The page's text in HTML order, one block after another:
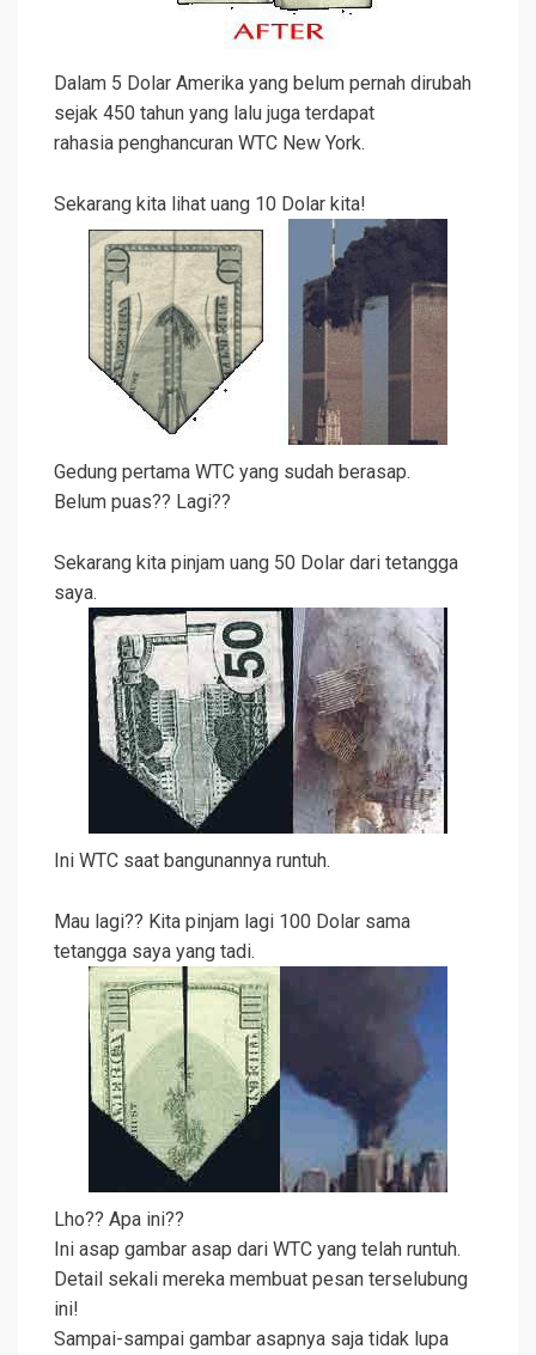
Dalam 5 Dolar Amerika yang belum pernah dirubah
sejak 450 tahun yang lalu juga terdapat
rahasia penghancuran WTC New York.
Sekarang kita lihat uang 10 Dolar kita!
Gedung pertama WTC yang sudah berasap.
Belum puas?? Lagi??
Sekarang kita pinjam uang 50 Dolar dari tetangga
saya.
Ini WTC saat bangunannya runtuh.
Mau lagi?? Kita pinjam lagi 100 Dolar sama
tetangga saya yang tadi.
Lho?? Apa ini??
Ini asap gambar asap dari WTC yang telah runtuh.
Detail sekali mereka membuat pesan terselubung
ini!
Sampai-sampai gambar asapnya saja tidak lupa